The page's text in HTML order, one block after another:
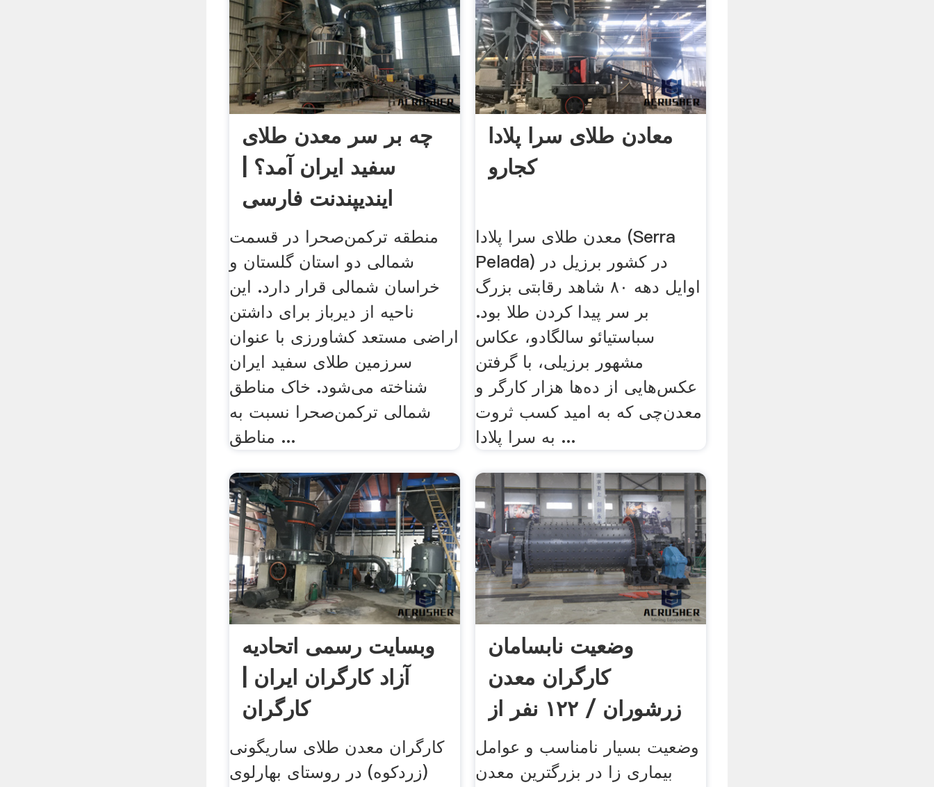
چه بر سر معدن طلای
سفید ایران آمد؟ |
ایندیپندنت فارسی
منطقه ترکمن‌صحرا در قسمت
شمالی دو استان گلستان و
خراسان شمالی قرار دارد. این
ناحیه از دیرباز برای داشتن
اراضی مستعد کشاورزی با عنوان
سرزمین طلای سفید ایران
شناخته می‌شود. خاک مناطق
شمالی ترکمن‌صحرا نسبت به
مناطق ...
معادن طلای سرا پلادا
کجارو
معدن طلای سرا پلادا (Serra
Pelada) در کشور برزیل در
اوایل دهه ۸۰ شاهد رقابتی بزرگ
بر سر پیدا کردن طلا بود.
سباستیائو سالگادو، عکاس
مشهور برزیلی، با گرفتن
عکس‌هایی از ده‌ها هزار کارگر و
معدن‌چی که به امید کسب ثروت
به سرا پلادا ...
وبسایت رسمی اتحادیه
آزاد کارگران ایران |
کارگران
کارگران معدن طلای ساریگونی
(زردکوه) در روستای بهارلوی
وضعیت نابسامان
کارگران معدن
زرشوران / ۱۲۲ نفر از
کارگران ...
وضعیت بسیار نامناسب و عوامل
بیماری زا در بزرگترین معدن